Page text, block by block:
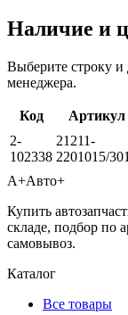
Наличие и
Выберите строку и
менеджера.
Код Артикул
2-
102338
21211-
2201015/
А+Авто+
Купить
складе, подбор по
самовывоз.
Каталог
Все товары